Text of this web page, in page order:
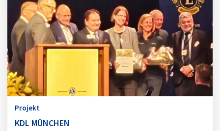
Projekt
KDL MÜNCHEN